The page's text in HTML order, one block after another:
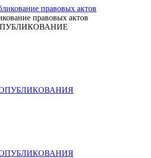
правовых актов